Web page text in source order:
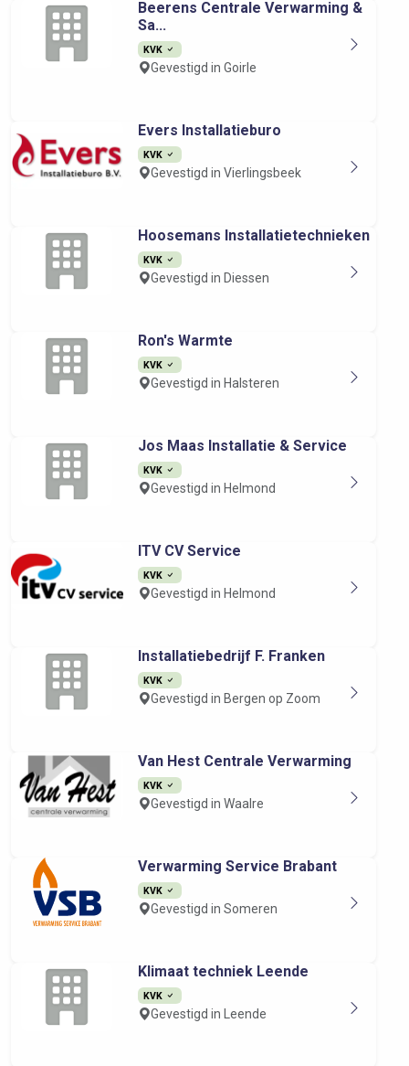
Beerens Centrale Verwarming &
Sa...
KVK
Gevestigd in Goirle
Evers Installatieburo
KVK
Gevestigd in Vierlingsbeek
Hoosemans Installatietechnieken
KVK
Gevestigd in Diessen
Ron's Warmte
KVK
Gevestigd in Halsteren
Jos Maas Installatie & Service
KVK
Gevestigd in Helmond
ITV CV Service
KVK
Gevestigd in Helmond
Installatiebedrijf F. Franken
KVK
Gevestigd in Bergen op Zoom
Van Hest Centrale Verwarming
KVK
Gevestigd in Waalre
Verwarming Service Brabant
KVK
Gevestigd in Someren
Klimaat techniek Leende
KVK
Gevestigd in Leende